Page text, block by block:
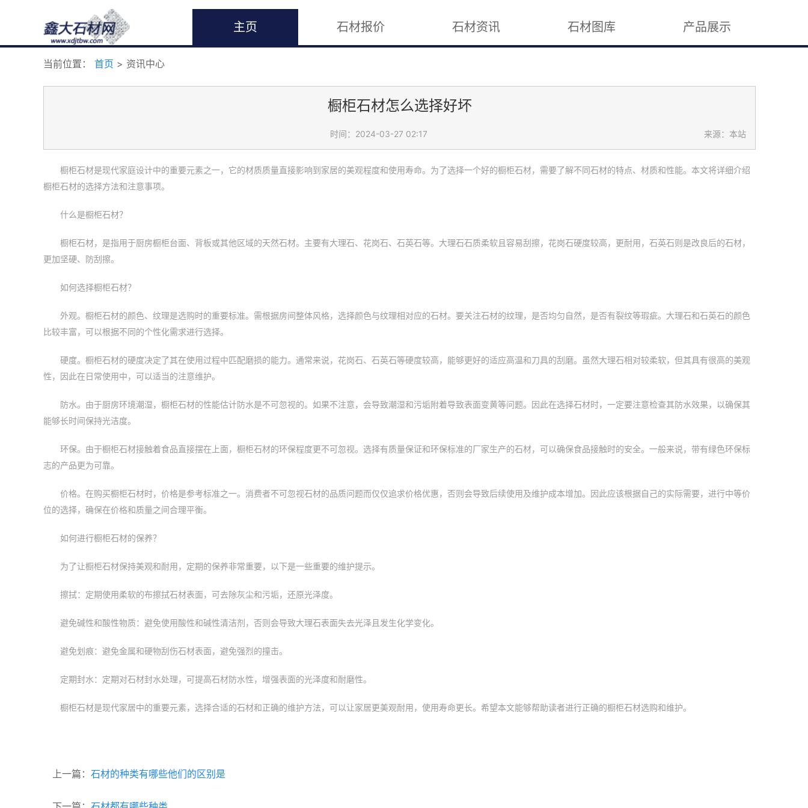
主页 石材报价 石材资讯 石材图库 产品展示
当前位置： 首页 > 资讯中心
橱柜石材怎么选择好坏
时间：2024-03-27 02:17 来源：本站
橱柜石材是现代家庭设计中的重要元素之一，它的材质质量直接影响到家居的美观程度和使用寿命。为了选择一个好的橱柜石材，需要了解不同石材的特点、材质和性能。本文将详细介绍
橱柜石材的选择方法和注意事项。
什么是橱柜石材？
橱柜石材，是指用于厨房橱柜台面、背板或其他区域的天然石材。主要有大理石、花岗石、石英石等。大理石石质柔软且容易刮擦，花岗石硬度较高，更耐用，石英石则是改良后的石材，
更加坚硬、防刮擦。
如何选择橱柜石材？
外观。橱柜石材的颜色、纹理是选购时的重要标准。需根据房间整体风格，选择颜色与纹理相对应的石材。要关注石材的纹理，是否均匀自然，是否有裂纹等瑕疵。大理石和石英石的颜色
比较丰富，可以根据不同的个性化需求进行选择。
硬度。橱柜石材的硬度决定了其在使用过程中匹配磨损的能力。通常来说，花岗石、石英石等硬度较高，能够更好的适应高温和刀具的刮磨。虽然大理石相对较柔软，但其具有很高的美观
性，因此在日常使用中，可以适当的注意维护。
防水。由于厨房环境潮湿，橱柜石材的性能估计防水是不可忽视的。如果不注意，会导致潮湿和污垢附着导致表面变黄等问题。因此在选择石材时，一定要注意检查其防水效果，以确保其
能够长时间保持光洁度。
环保。由于橱柜石材接触着食品直接摆在上面，橱柜石材的环保程度更不可忽视。选择有质量保证和环保标准的厂家生产的石材，可以确保食品接触时的安全。一般来说，带有绿色环保标
志的产品更为可靠。
价格。在购买橱柜石材时，价格是参考标准之一。消费者不可忽视石材的品质问题而仅仅追求价格优惠，否则会导致后续使用及维护成本增加。因此应该根据自己的实际需要，进行中等价
位的选择，确保在价格和质量之间合理平衡。
如何进行橱柜石材的保养？
为了让橱柜石材保持美观和耐用，定期的保养非常重要，以下是一些重要的维护提示。
擦拭：定期使用柔软的布擦拭石材表面，可去除灰尘和污垢，还原光泽度。
避免碱性和酸性物质：避免使用酸性和碱性清洁剂，否则会导致大理石表面失去光泽且发生化学变化。
避免划痕：避免金属和硬物刮伤石材表面，避免强烈的撞击。
定期封水：定期对石材封水处理，可提高石材防水性，增强表面的光泽度和耐磨性。
橱柜石材是现代家居中的重要元素，选择合适的石材和正确的维护方法，可以让家居更美观耐用，使用寿命更长。希望本文能够帮助读者进行正确的橱柜石材选购和维护。
上一篇： 石材的种类有哪些他们的区别是